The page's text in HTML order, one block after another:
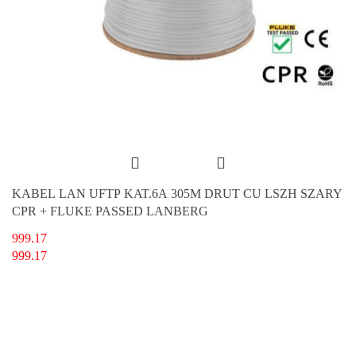
KABEL LAN UFTP KAT.6A 305M DRUT CU LSZH SZARY
CPR + FLUKE PASSED LANBERG
999.17
999.17